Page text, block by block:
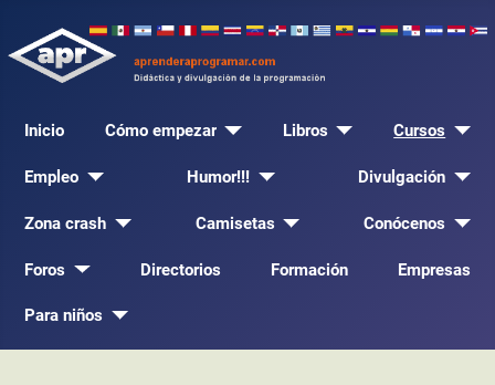
Inicio Cómo empezar Libros Cursos
Empleo Humor!!! Divulgación
Zona crash Camisetas Conócenos
Foros Directorios Formación Empresas
Para niños